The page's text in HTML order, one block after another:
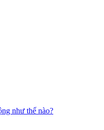
như thế nào?